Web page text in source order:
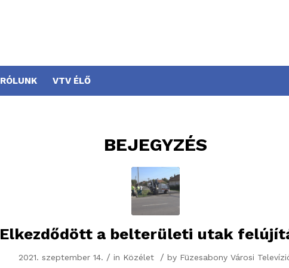
RÓLUNK VTV ÉLŐ
BEJEGYZÉS
Elkezdődött a belterületi utak
2021. szeptember 14. / in Közélet / by Füzesabony Városi